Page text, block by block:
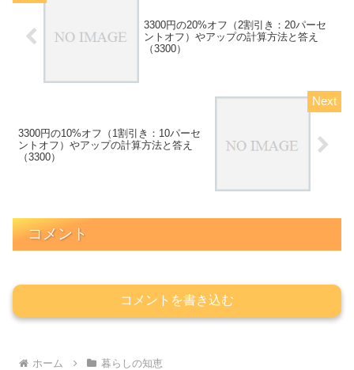
3300円の20%オフ（2割引き：20パーセ
ントオフ）やアップの計算方法と答え
（3300）
3300円の10%オフ（1割引き：10パーセ
ントオフ）やアップの計算方法と答え
（3300）
コメント
コメントを書き込む
ホーム 暮らしの知恵